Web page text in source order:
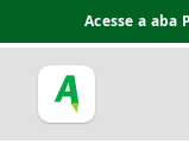
Acesse a aba